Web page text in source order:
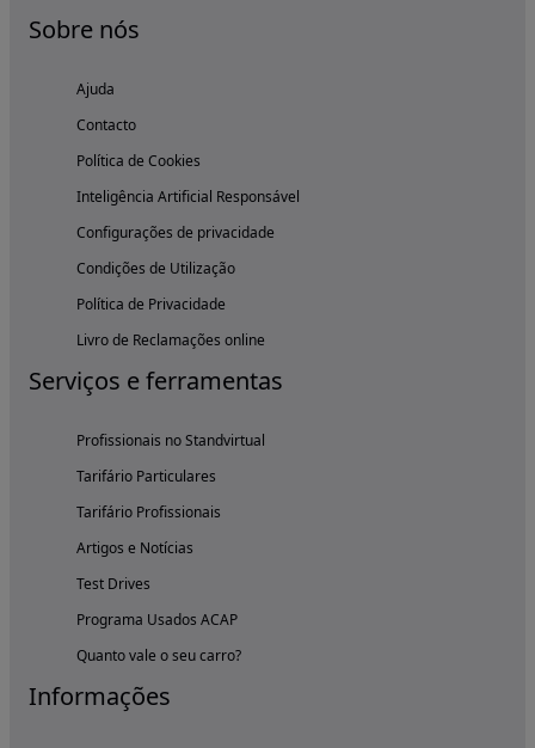
Sobre nós
Ajuda
Contacto
Política de Cookies
Inteligência Artificial Responsável
Configurações de privacidade
Condições de Utilização
Política de Privacidade
Livro de Reclamações online
Serviços e ferramentas
Profissionais no Standvirtual
Tarifário Particulares
Tarifário Profissionais
Artigos e Notícias
Test Drives
Programa Usados ACAP
Quanto vale o seu carro?
Informações